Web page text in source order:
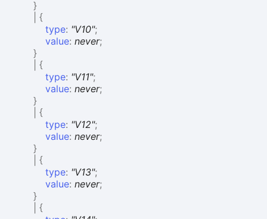
}
{
type: "V10";
value: never;
}
{
type: "V11";
value: never;
}
{
type: "V12";
value: never;
}
{
type: "V13";
value: never;
}
{